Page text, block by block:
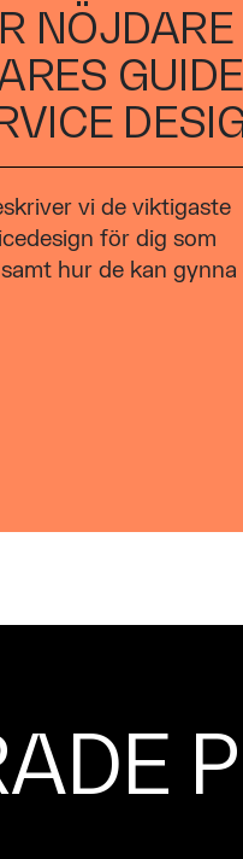
NÖJDARE
GUIDE
vi de viktigaste
för dig som
hur de kan gynna